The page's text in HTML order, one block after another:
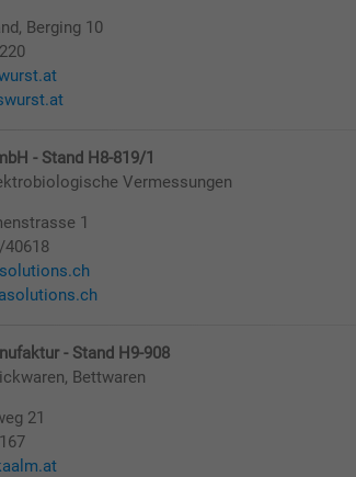
Berging 10
- Stand H8-819/1
Vermessungen
1
- Stand H9-908
Bettwaren
21